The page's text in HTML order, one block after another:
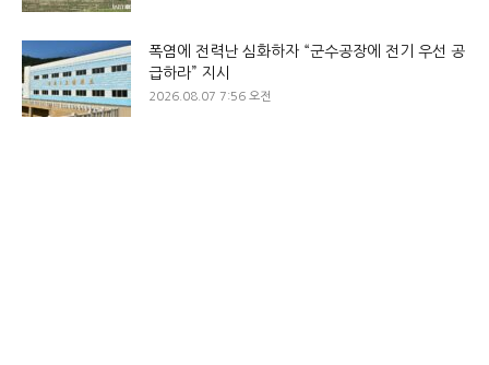
폭염에 전력난 심화하자 “군수공장에 전기 우선 공
급하라” 지시
2026.08.07 7:56 오전